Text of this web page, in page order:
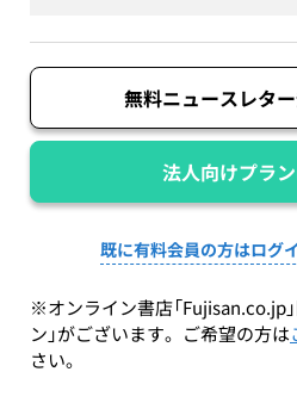
無料ニュースレタ
法人向けプラ
既に有料会員の方はログ
※オンライン書店「Fujisan.co.jp
ン」がございます。ご希望の方は
さい。